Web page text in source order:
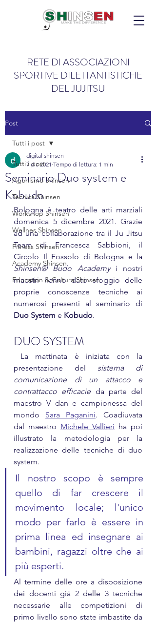
RETE DI ASSOCIAZIONI
SPORTIVE DILETTANTISTICHE
DEL JUJITSU
Post
Tutti i post
Agonismo Shinsen
Tecnica Shinsen
Workshop Shinsen
Wellnes Shinsen
Fitness Shinsen
Academy Shinsen
Education & Cultura Shinsen
Tutti i post
Seminario Duo system e
Kobudo
digital shinsen
7 dic 2021 Tempo di lettura: 1 min
Bologna è teatro delle arti marziali
domenica 5 dicembre 2021. Grazie
ad una collaborazione tra il Ju Jitsu
Team di Francesca Sabbioni, il
Shinsen® Budo Academy i nostri
maestri hanno dato sfoggio delle
proprie conoscenze tecniche ai
numerosi presenti al seminario di
Duo System e Kobudo.
DUO SYSTEM
presentazione del sistema di
comunicazione di un attacco e
contrattacco efficacie da parte del
maestro V dan e campionessa del
mondo Sara Paganini. Coadiuvata
dal maestro Michele Vallieri ha poi
illustrato la metodologia per la
realizzazione delle tecniche di duo
system.
Il nostro scopo è sempre
quello di far crescere il
movimento locale; l'unico
modo per farlo è essere in
prima linea ed insegnare ai
bambini, ragazzi oltre che ai
più esperti.
Al termine delle ore a disposizione
dei docenti già 2 delle 3 tecniche
necessarie alle competizioni di
primo livello sono state imbastite da